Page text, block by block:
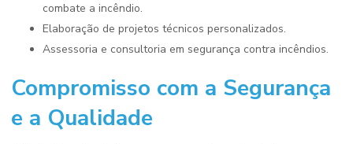
combate a incêndio.
Elaboração de projetos técnicos personalizados.
Assessoria e consultoria em segurança contra incêndios.
Compromisso com a Segurança
e a Qualidade